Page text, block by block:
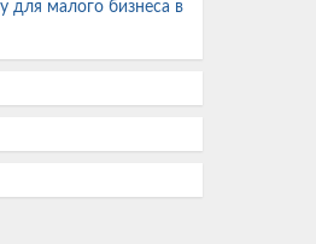
для малого бизнеса в